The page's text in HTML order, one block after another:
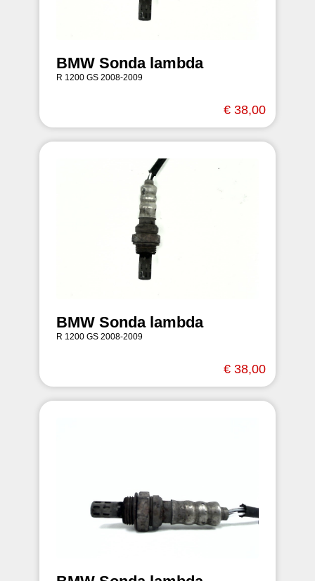
BMW Sonda lambda
R 1200 GS 2008-2009
€ 38,00
BMW Sonda lambda
R 1200 GS 2008-2009
€ 38,00